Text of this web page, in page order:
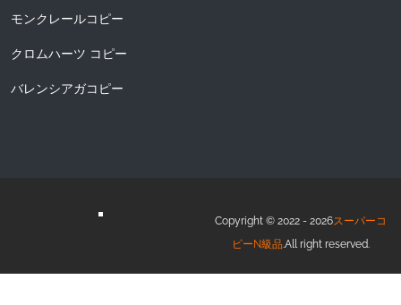
モンクレールコピー
クロムハーツ コピー
バレンシアガコピー
Copyright © 2022 - 2026スーパーコ
ピーN級品.All right reserved.